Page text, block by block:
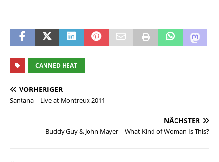
CANNED HEAT
VORHERIGER
Santana – Live at Montreux 2011
NÄCHSTER
Buddy Guy & John Mayer – What Kind of Woman Is This?